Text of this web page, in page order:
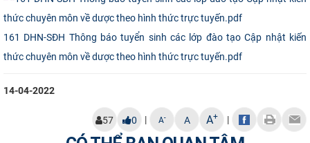
161 DHN-SĐH Thông báo tuyển sinh các lớp đào tạo Cập nhật kiến
thức chuyên môn về dược theo hình thức trực tuyến.pdf
14-04-2022
57 0 | A- A A+ |